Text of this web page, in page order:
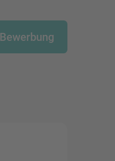
Bewerbung